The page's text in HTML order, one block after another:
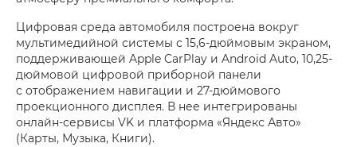
Цифровая среда автомобиля построена вокруг
мультимедийной системы с 15,6-дюймовым экраном,
поддерживающей Apple CarPlay и Android Auto, 10,25-
дюймовой цифровой приборной панели
с отображением навигации и 27-дюймового
проекционного дисплея. В нее интегрированы
онлайн-сервисы VK и платформа «Яндекс Авто»
(Карты, Музыка, Книги).